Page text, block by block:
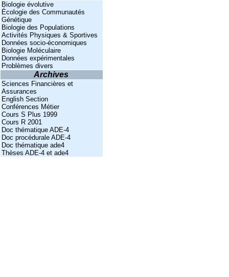
Biologie évolutive
Écologie des Communautés
Génétique
Biologie des Populations
Activités Physiques & Sportives
Données socio-économiques
Biologie Moléculaire
Données expérimentales
Problèmes divers
Archives
Sciences Financières et
Assurances
English Section
Conférences Métier
Cours S Plus 1999
Cours R 2001
Doc thématique ADE-4
Doc procédurale ADE-4
Doc thématique ade4
Thèses ADE-4 et ade4